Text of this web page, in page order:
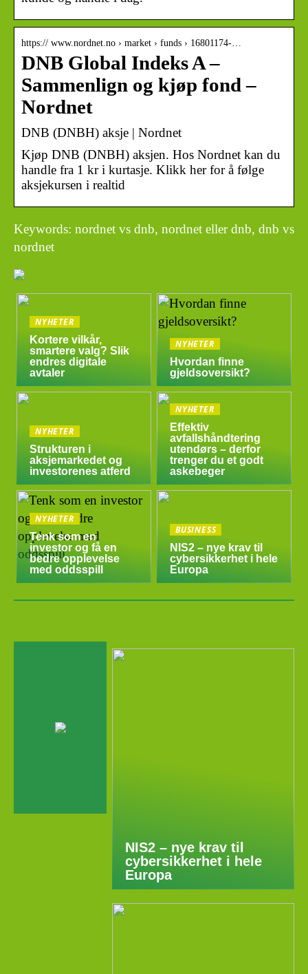
https:// www.nordnet.no › market › funds › 16801174-…
DNB Global Indeks A –
Sammenlign og kjøp fond –
Nordnet
DNB (DNBH) aksje | Nordnet
Kjøp DNB (DNBH) aksjen. Hos Nordnet kan du
handle fra 1 kr i kurtasje. Klikk her for å følge
aksjekursen i realtid
Keywords: nordnet vs dnb, nordnet eller dnb, dnb vs
nordnet
NYHETER
Kortere vilkår,
smartere valg? Slik
endres digitale
avtaler
NYHETER
Hvordan finne
gjeldsoversikt?
NYHETER
Strukturen i
aksjemarkedet og
investorenes atferd
NYHETER
Effektiv
avfallshåndtering
utendørs – derfor
trenger du et godt
askebeger
NYHETER
Tenk som en
investor og få en
bedre opplevelse
med oddsspill
BUSINESS
NIS2 – nye krav til
cybersikkerhet i hele
Europa
NIS2 – nye krav til
cybersikkerhet i hele
Europa